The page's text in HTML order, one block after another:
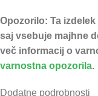
Opozorilo: Ta
saj vsebuje majhne
več informacij o
varnostna opozorila.
Dodatne podrobnosti